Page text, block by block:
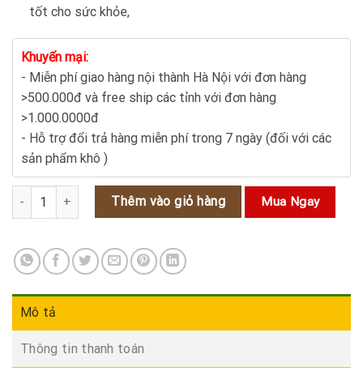
tốt cho sức khỏe,
Khuyến mại:
- Miễn phí giao hàng nội thành Hà Nội với đơn hàng
>500.000đ và free ship các tỉnh với đơn hàng
>1.000.0000đ
- Hỗ trợ đổi trả hàng miễn phí trong 7 ngày (đối với các
sản phẩm khô )
Táo đỏ tân cương tăng cường sức khỏe làm đẹp diệu kỳ 2 số
Thêm vào giỏ hàng Mua Ngay
Mô tả
Thông tin thanh toán